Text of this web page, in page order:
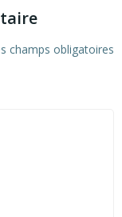
champs obligatoires